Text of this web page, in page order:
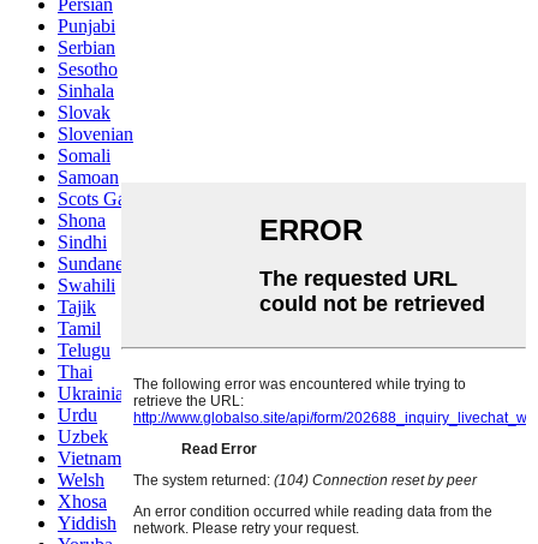
Persian
Punjabi
Serbian
Sesotho
Sinhala
Slovak
Slovenian
Somali
Samoan
Scots Gaelic
Shona
Sindhi
Sundanese
Swahili
Tajik
Tamil
Telugu
Thai
Ukrainian
Urdu
Uzbek
Vietnamese
Welsh
Xhosa
Yiddish